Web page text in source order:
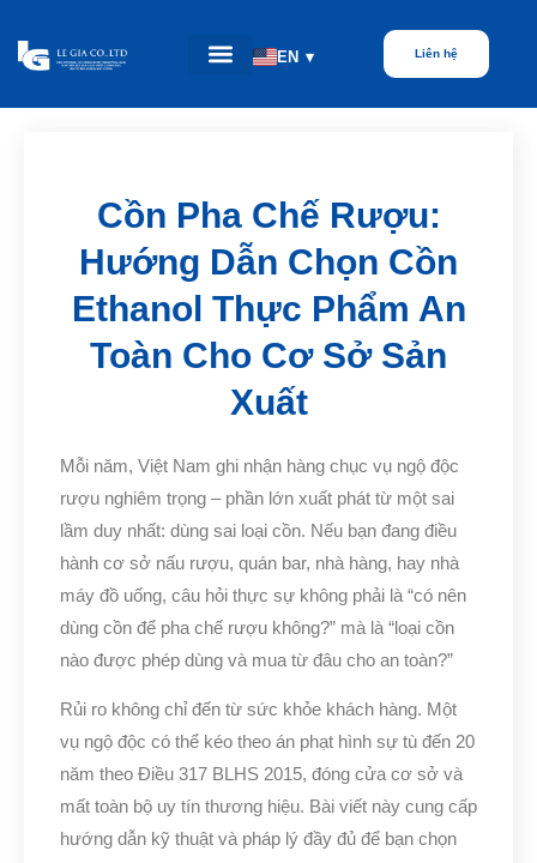
EN ▾ Liên hệ
Cồn Pha Chế Rượu:
Hướng Dẫn Chọn Cồn
Ethanol Thực Phẩm An
Toàn Cho Cơ Sở Sản
Xuất
Mỗi năm, Việt Nam ghi nhận hàng chục vụ ngộ độc
rượu nghiêm trọng – phần lớn xuất phát từ một sai
lầm duy nhất: dùng sai loại cồn. Nếu bạn đang điều
hành cơ sở nấu rượu, quán bar, nhà hàng, hay nhà
máy đồ uống, câu hỏi thực sự không phải là “có nên
dùng cồn để pha chế rượu không?” mà là “loại cồn
nào được phép dùng và mua từ đâu cho an toàn?”
Rủi ro không chỉ đến từ sức khỏe khách hàng. Một
vụ ngộ độc có thể kéo theo án phạt hình sự tù đến 20
năm theo Điều 317 BLHS 2015, đóng cửa cơ sở và
mất toàn bộ uy tín thương hiệu. Bài viết này cung cấp
hướng dẫn kỹ thuật và pháp lý đầy đủ để bạn chọn